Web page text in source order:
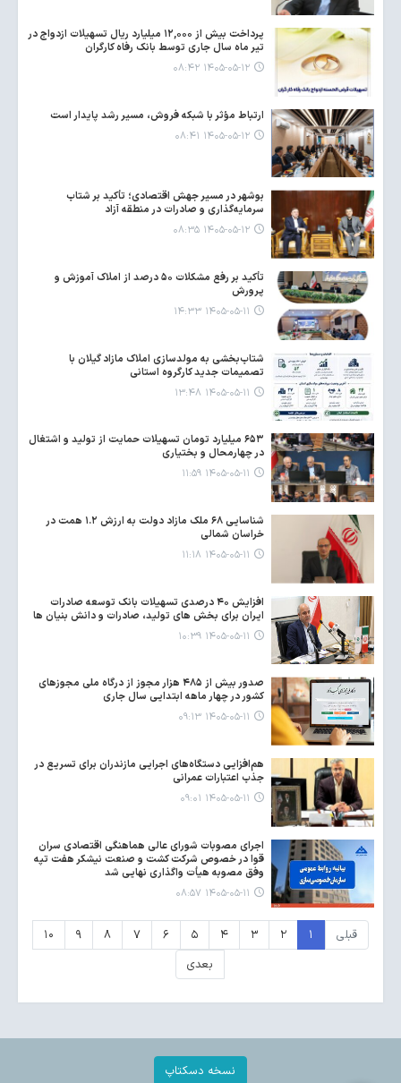
پرداخت بیش از ۱۲,۰۰۰ میلیارد ریال تسهیلات ازدواج در
تیر ماه سال جاری توسط بانک رفاه کارگران
۱۴۰۵-۰۵-۱۲ ۰۸:۴۲
ارتباط مؤثر با شبکه فروش، مسیر رشد پایدار است
۱۴۰۵-۰۵-۱۲ ۰۸:۴۱
بوشهر در مسیر جهش اقتصادی؛ تأکید بر شتاب
سرمایه‌گذاری و صادرات در منطقه آزاد
۱۴۰۵-۰۵-۱۲ ۰۸:۳۵
تأکید بر رفع مشکلات ۵۰ درصد از املاک آموزش و
پرورش
۱۴۰۵-۰۵-۱۱ ۱۴:۳۳
شتاب‌بخشی به مولدسازی املاک مازاد گیلان با
تصمیمات جدید کارگروه استانی
۱۴۰۵-۰۵-۱۱ ۱۳:۴۸
۶۵۳ میلیارد تومان تسهیلات حمایت از تولید و اشتغال
در چهارمحال و بختیاری
۱۴۰۵-۰۵-۱۱ ۱۱:۵۹
شناسایی ۶۸ ملک مازاد دولت به ارزش ۱.۲ همت در
خراسان شمالی
۱۴۰۵-۰۵-۱۱ ۱۱:۱۸
افزایش ۴۰ درصدی تسهیلات بانک توسعه صادرات
ایران برای بخش های تولید، صادرات و دانش بنیان ها
۱۴۰۵-۰۵-۱۱ ۱۰:۳۹
صدور بیش از ۴۸۵ هزار مجوز از درگاه ملی مجوزهای
کشور در چهار ماهه ابتدایی سال جاری
۱۴۰۵-۰۵-۱۱ ۰۹:۱۳
هم‌افزایی دستگاه‌های اجرایی مازندران برای تسریع در
جذب اعتبارات عمرانی
۱۴۰۵-۰۵-۱۱ ۰۹:۰۱
اجرای مصوبات شورای عالی هماهنگی اقتصادی سران
قوا در خصوص شرکت کشت و صنعت نیشکر هفت تپه
وفق مصوبه هیأت واگذاری نهایی شد
۱۴۰۵-۰۵-۱۱ ۰۸:۵۷
قبلی ۱ ۲ ۳ ۴ ۵ ۶ ۷ ۸ ۹
۱۰
بعدی
نسخه دسکتاپ